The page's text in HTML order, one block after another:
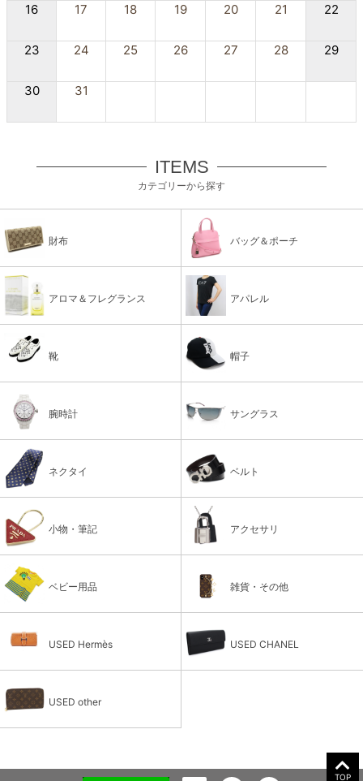
16 17 18 19 20 21 22
23 24 25 26 27 28 29
30 31
ITEMS
カテゴリーから探す
財布 バッグ＆ポーチ
アロマ＆フレグランス アパレル
靴 帽子
腕時計 サングラス
ネクタイ ベルト
小物・筆記 アクセサリ
ベビー用品 雑貨・その他
USED Hermès USED CHANEL
USED other
TOP